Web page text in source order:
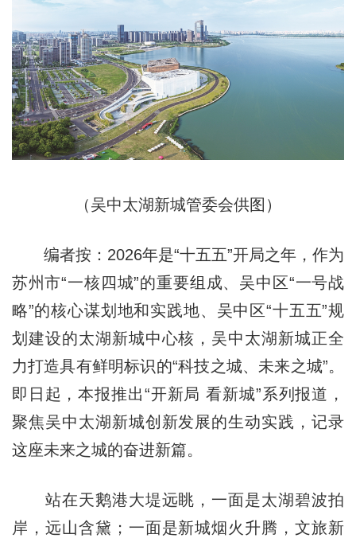
（吴中太湖新城管委会供图）
编者按：2026年是“十五五”开局之年，作为
苏州市“一核四城”的重要组成、吴中区“一号战
略”的核心谋划地和实践地、吴中区“十五五”规
划建设的太湖新城中心核，吴中太湖新城正全
力打造具有鲜明标识的“科技之城、未来之城”。
即日起，本报推出“开新局 看新城”系列报道，
聚焦吴中太湖新城创新发展的生动实践，记录
这座未来之城的奋进新篇。
站在天鹅港大堤远眺，一面是太湖碧波拍
岸，远山含黛；一面是新城烟火升腾，文旅新